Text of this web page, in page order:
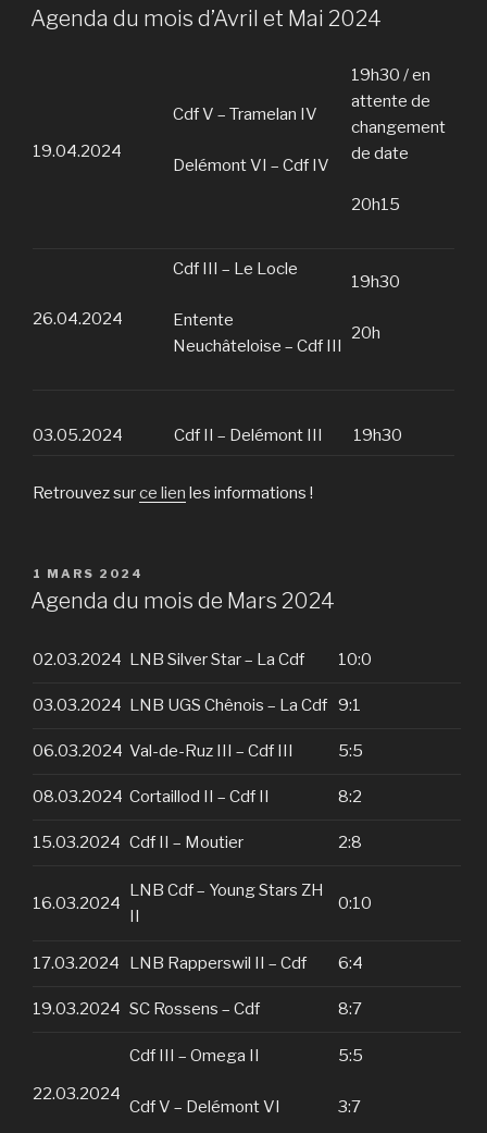
LE
Agenda du mois d’Avril et Mai 2024
19.04.2024
Cdf V – Tramelan IV
Delémont VI – Cdf IV
19h30 / en
attente de
changement
de date
20h15
26.04.2024
Cdf III – Le Locle
Entente
Neuchâteloise – Cdf III
19h30
20h
03.05.2024 Cdf II – Delémont III 19h30
Retrouvez surce lien les informations !
PUBLIÉ
LE
1 MARS 2024
Agenda du mois de Mars 2024
02.03.2024 LNB Silver Star – La Cdf 10:0
03.03.2024 LNB UGS Chênois – La Cdf 9:1
06.03.2024 Val-de-Ruz III – Cdf III 5:5
08.03.2024 Cortaillod II – Cdf II 8:2
15.03.2024 Cdf II – Moutier 2:8
16.03.2024
LNB Cdf – Young Stars ZH
II
0:10
17.03.2024 LNB Rapperswil II – Cdf 6:4
19.03.2024 SC Rossens – Cdf 8:7
22.03.2024
Cdf III – Omega II
Cdf V – Delémont VI
5:5
3:7